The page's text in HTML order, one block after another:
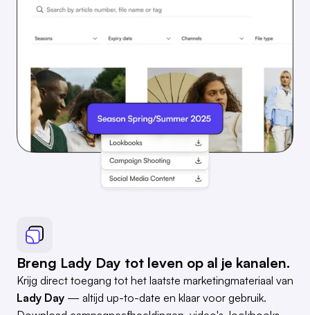
Breng Lady Day tot leven op al je kanalen.
Krijg direct toegang tot het laatste marketingmateriaal van
Lady Day — altijd up-to-date en klaar voor gebruik.